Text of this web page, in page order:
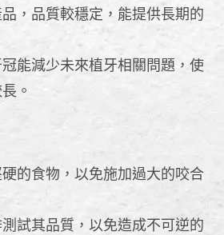
，品質較穩定，能提供長期的
能減少未來植牙相關問題，使
。
的食物，以免施加過大的咬合
試其品質，以免造成不可逆的